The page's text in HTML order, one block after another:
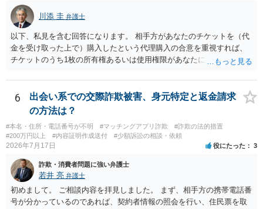
川添 圭 弁護士
以下、私見を含む回答になります。 相手方があなたのチケットを（代
金を受け取った上で）購入したという代理購入の合意を重視すれば、
チケットのうち1枚の所有権あるいは使用権限があなたにあり、チケッ
す。 一方、このチケット購入には「相手方と一緒に行く」という合意
も付随していたことを無視することができません。こちらを重視すれ
ば、交際を終了させたことにより「一緒に行く」という結果の実現に
重大な障害が発生しており、当然にチケットを引き渡すべきといえる
かは微妙であり、むしろ返金すべきとするのが当事者の合理的意思に
合致するのではないか、という判断に傾くことになると思います。 例
隣り合わせになることは避けたいという心理が働くことも無理からぬ
ところです。一方、チケットがエリア指定のアリーナ席であれば隣り
合わせにならずに済むかもしれませんし、そのチケットが入手困難で
あったり特別席であったりすれば、判断は変わってくるかもしれませ
6
出会い系での交際詐欺被害、身元特定と返金請求
の方法は？
#本名・住所・電話番号が不明 #マッチングアプリ詐欺
#詐欺の法的措置
#200万円以上
#内容証明作成送付 #少額訴訟の相談・依頼
2026年7月17日 役にたった 3
詐欺・消費者問題に強い弁護士
若井 亮 弁護士
初めまして。 ご相談内容を拝見しました。 まず、相手方の携帯電話番
号が分かっているのであれば、契約者情報の照会を行い、住民票を取